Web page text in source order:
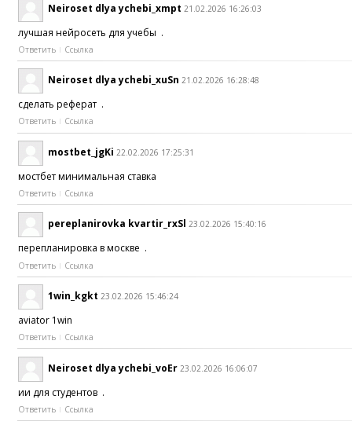
Neiroset dlya ychebi_xmpt 21.02.2026 16:26:03
лучшая нейросеть для учебы .
Ответить Ссылка
Neiroset dlya ychebi_xuSn 21.02.2026 16:28:48
сделать реферат .
Ответить Ссылка
mostbet_jgKi 22.02.2026 17:25:31
мостбет минимальная ставка
Ответить Ссылка
pereplanirovka kvartir_rxSl 23.02.2026 15:40:16
перепланировка в москве .
Ответить Ссылка
1win_kgkt 23.02.2026 15:46:24
aviator 1win
Ответить Ссылка
Neiroset dlya ychebi_voEr 23.02.2026 16:06:07
ии для студентов .
Ответить Ссылка